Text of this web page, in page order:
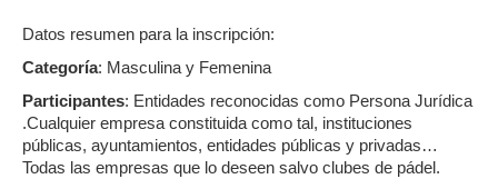
Datos resumen para la inscripción:
Categoría: Masculina y Femenina
Participantes: Entidades reconocidas como Persona Jurídica
.Cualquier empresa constituida como tal, instituciones
públicas, ayuntamientos, entidades públicas y privadas…
Todas las empresas que lo deseen salvo clubes de pádel.